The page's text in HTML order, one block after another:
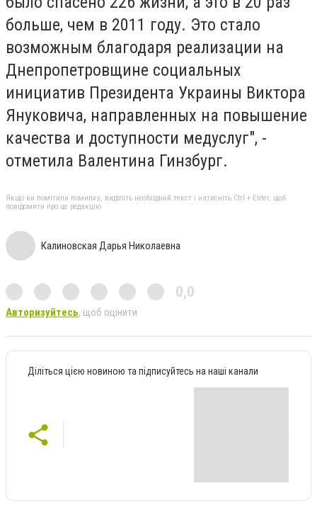
больше, чем в 2011 году. Это стало
возможным благодаря реализации на
Днепропетровщине социальных
инициатив Президента Украины Виктора
Януковича, направленных на повышение
качества и доступности медуслуг", -
отметила Валентина Гинзбург.
Якщо ви помітили помилку, виділіть необхідний текст і натисніть Ctrl + Enter, щоб
повідомити про це редакцію
Калиновская Дарья Николаевна
0,0
Авторизуйтесь, щоб оцінити
Діліться цією новиною та підписуйтесь на наші канали